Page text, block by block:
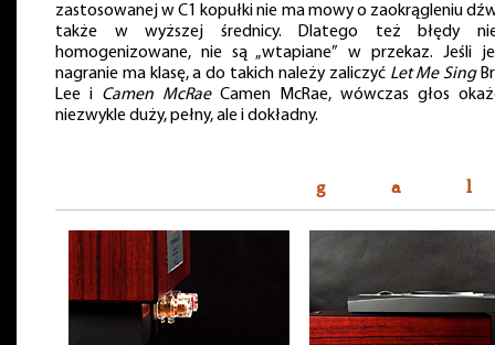
zastosowanej w C1 kopułki nie ma mowy o zaokrągleniu
także w wyższej średnicy. Dlatego też błędy
homogenizowane, nie są „wtapiane” w przekaz. Jeśli
nagranie ma klasę, a do takich należy zaliczyć Let Me Sing
Lee i Camen McRaeCamen McRae, wówczas głos
niezwykle duży, pełny, ale i dokładny.
g a